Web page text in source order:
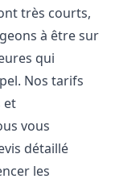
très courts,
à être sur
qui
Nos tarifs
et
vous
détaillé
les